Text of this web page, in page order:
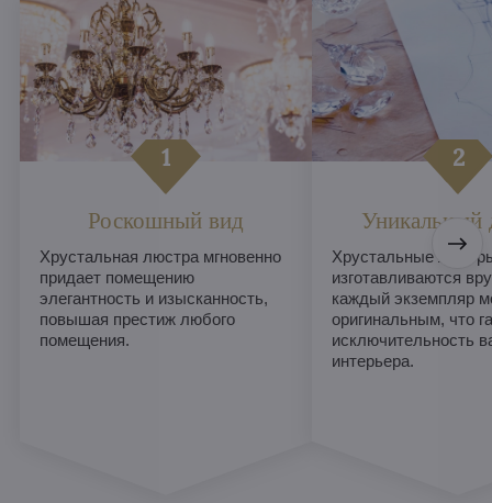
Роскошный вид
Хрустальная люстра мгновенно
придает помещению
элегантность и изысканность,
повышая престиж любого
помещения.
Уникальный
Хрустальные
изготавливаются
каждый экземпляр
оригинальным, что
исключительность
интерьера.